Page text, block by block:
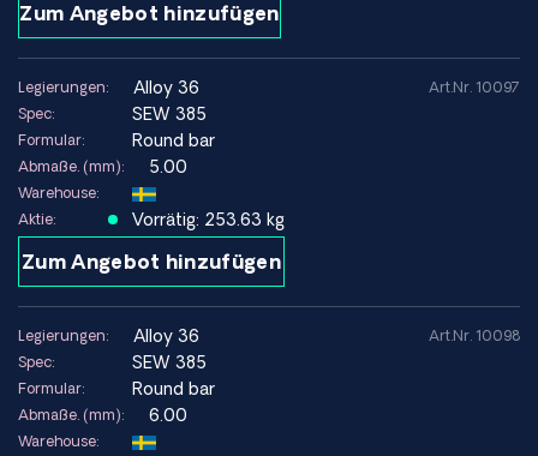
Zum Angebot hinzufügen
Legierungen: alloy 36
Spec: SEW 385
Formular: Round bar
Abmaße. (mm): 5.00
Warehouse:
Aktie:
Vorrätig: 253.63 kg
Zum Angebot hinzufügen
Art.Nr. 10097
Legierungen: alloy 36
Spec: SEW 385
Formular: Round bar
Abmaße. (mm): 6.00
Warehouse:
Art.Nr. 10098